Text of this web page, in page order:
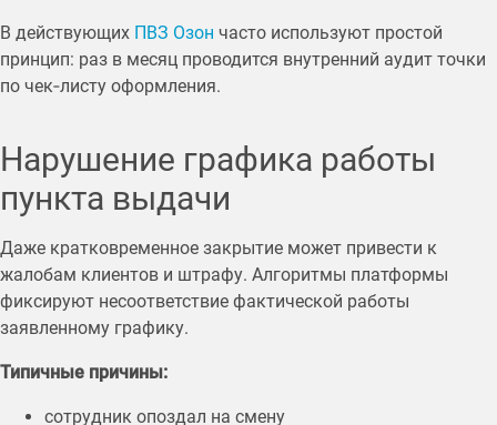
В действующих ПВЗ Озон часто используют простой
принцип: раз в месяц проводится внутренний аудит точки
по чек‑листу оформления.
Нарушение графика работы
пункта выдачи
Даже кратковременное закрытие может привести к
жалобам клиентов и штрафу. Алгоритмы платформы
фиксируют несоответствие фактической работы
заявленному графику.
Типичные причины:
сотрудник опоздал на смену